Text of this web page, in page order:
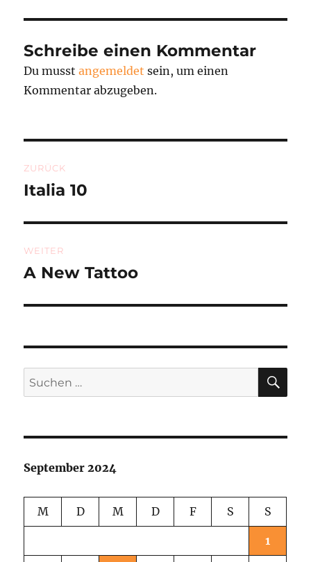
Schreibe einen Kommentar
Du musstangemeldet sein, um einen
Kommentar abzugeben.
ZURÜCK
Vorheriger
Italia 10
WEITER
Nächster
A New Tattoo
Suchen
nach:
September 2024
M D M D F S S
1